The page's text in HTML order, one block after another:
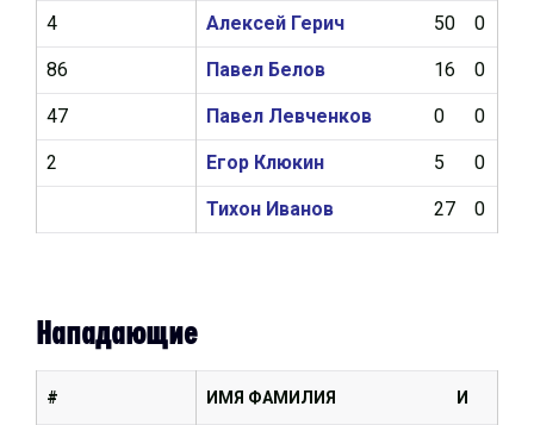
Алексей Герич 50 0
Павел Белов 16 0
Павел Левченков 0 0
Егор Клюкин 5 0
Тихон Иванов 27 0
4
86
47
2
Нападающие
ИМЯ ФАМИЛИЯ И
#